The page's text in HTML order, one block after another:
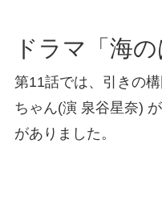
ドラマ「海の
第11話では、引きの
ちゃん(演 泉谷星奈)
がありました。